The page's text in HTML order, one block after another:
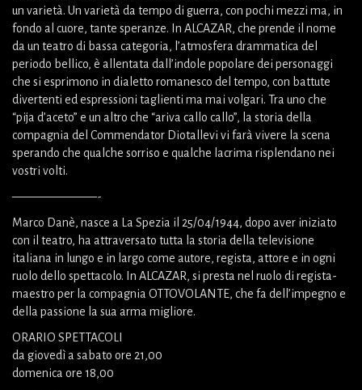
un varietà. Un varietà da tempo di guerra, con pochi mezzi ma, in
fondo al cuore, tante speranze. In ALCAZAR, che prende il nome
da un teatro di bassa categoria, l’atmosfera drammatica del
periodo bellico, è allentata dall’indole popolare dei personaggi
che si esprimono in dialetto romanesco del tempo, con battute
divertenti ed espressioni taglienti ma mai volgari. Tra uno che
“pija d’aceto” e un altro che “ariva callo callo”, la storia della
compagnia del Commendator Diotallevi vi farà vivere la scena
sperando che qualche sorriso e qualche lacrima risplendano nei
vostri volti.
———————-
Marco Danè, nasce a La Spezia il 25/04/1944, dopo aver iniziato
con il teatro, ha attraversato tutta la storia della televisione
italiana in lungo e in largo come autore, regista, attore e in ogni
ruolo dello spettacolo. In ALCAZAR, si presta nel ruolo di regista-
maestro per la compagnia OTTOVOLANTE, che fa dell’impegno e
della passione la sua arma migliore.
ORARIO SPETTACOLI
da giovedì a sabato ore 21,00
domenica ore 18,00